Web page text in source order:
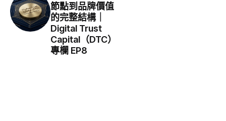
節點到品牌價值
的完整結構｜
Digital Trust
Capital（DTC）
專欄 EP8